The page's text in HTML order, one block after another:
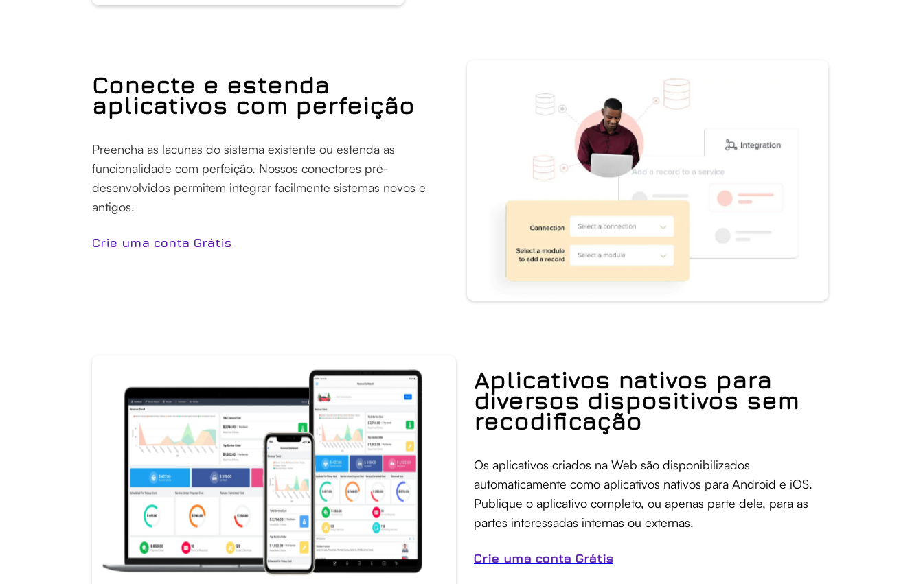
Conecte e estenda
aplicativos com perfeição
Preencha as lacunas do sistema existente ou estenda as
funcionalidade com perfeição. Nossos conectores pré-
desenvolvidos permitem integrar facilmente sistemas novos e
antigos.
Crie uma conta Grátis
Aplicativos nativos para
diversos dispositivos sem
recodificação
Os aplicativos criados na Web são disponibilizados
automaticamente como aplicativos nativos para Android e iOS.
Publique o aplicativo completo, ou apenas parte dele, para as
partes interessadas internas ou externas.
Crie uma conta Grátis